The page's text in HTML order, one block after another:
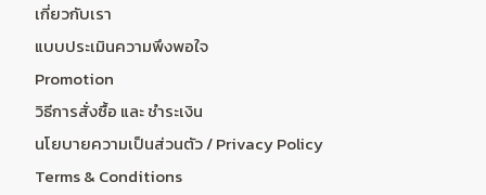
เกี่ยวกับเรา
แบบประเมินความพึงพอใจ
Promotion
วิธีการสั่งซื้อ และ ชำระเงิน
นโยบายความเป็นส่วนตัว / Privacy Policy
Terms & Conditions